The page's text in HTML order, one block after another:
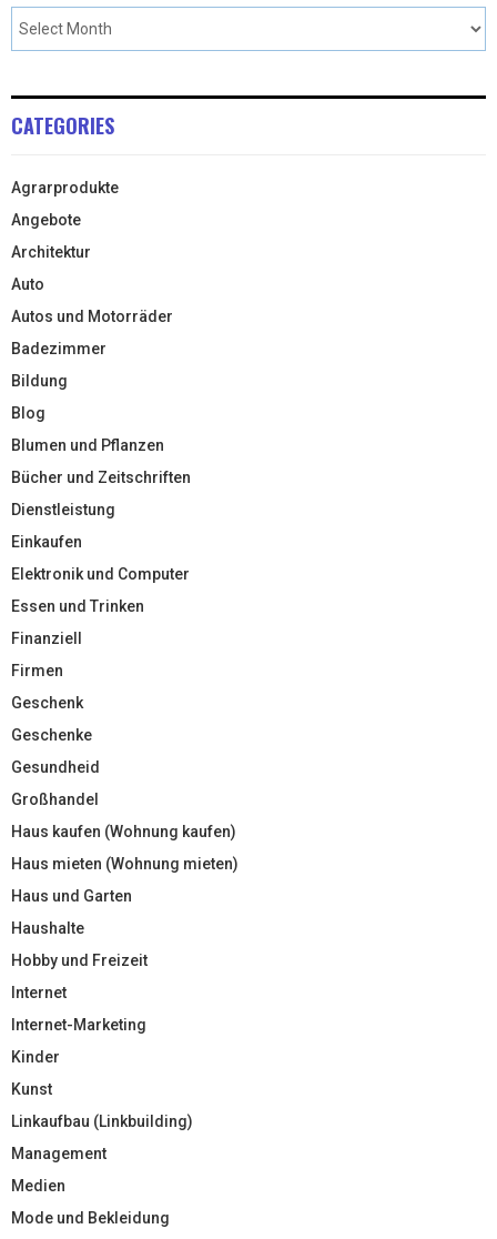
CATEGORIES
Agrarprodukte
Angebote
Architektur
Auto
Autos und Motorräder
Badezimmer
Bildung
Blog
Blumen und Pflanzen
Bücher und Zeitschriften
Dienstleistung
Einkaufen
Elektronik und Computer
Essen und Trinken
Finanziell
Firmen
Geschenk
Geschenke
Gesundheid
Großhandel
Haus kaufen (Wohnung kaufen)
Haus mieten (Wohnung mieten)
Haus und Garten
Haushalte
Hobby und Freizeit
Internet
Internet-Marketing
Kinder
Kunst
Linkaufbau (Linkbuilding)
Management
Medien
Mode und Bekleidung